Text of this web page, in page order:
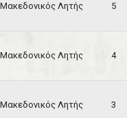
Μακεδονικός Λητής 5
Μακεδονικός Λητής 4
Μακεδονικός Λητής 3